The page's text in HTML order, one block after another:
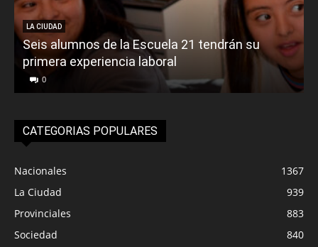
LA CIUDAD
Seis alumnos de la Escuela 21 tendrán su
primera experiencia laboral
0
CATEGORIAS POPULARES
Nacionales
1367
La Ciudad
939
Provinciales
883
Sociedad
840